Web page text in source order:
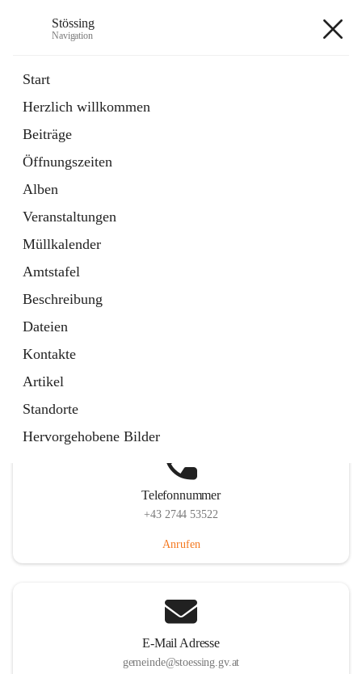
Stössing
Navigation
Start
Herzlich willkommen
Beiträge
Öffnungszeiten
Alben
Veranstaltungen
Müllkalender
Amtstafel
Beschreibung
Dateien
Kontakte
Artikel
Standorte
Hervorgehobene Bilder
Datei
in
Tab
Kindergarten
öffnet
in
neuem
Tab
Telefonnummer
+43 2744 53522
Anrufen
E-Mail Adresse
gemeinde@stoessing.gv.at